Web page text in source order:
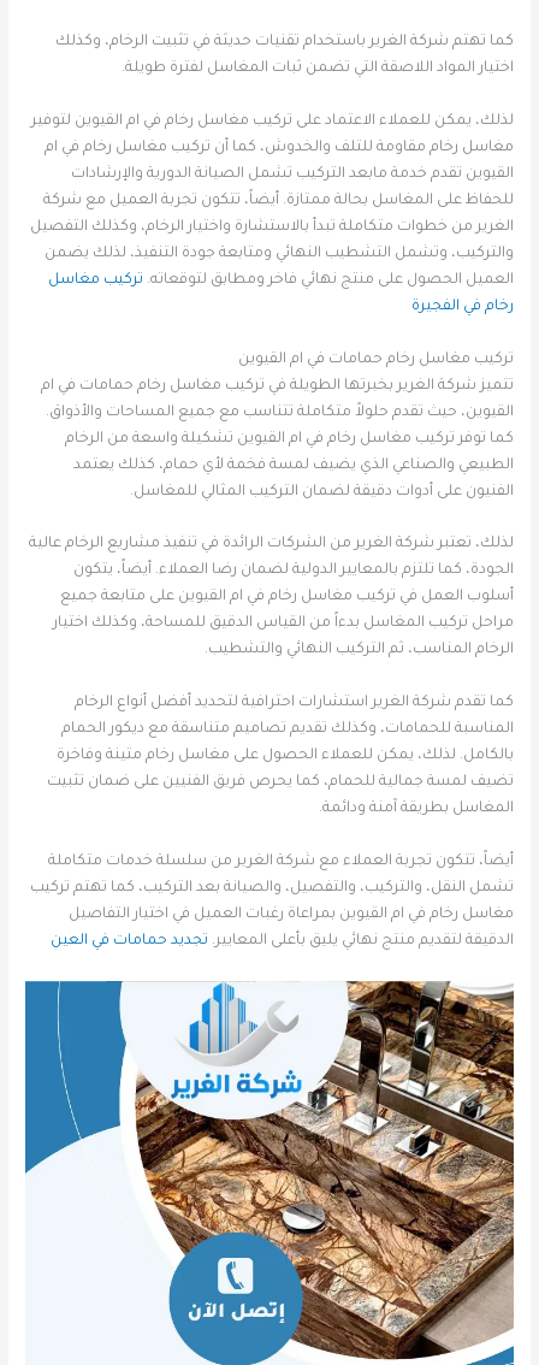
كما تهتم شركة الغرير باستخدام تقنيات حديثة في تثبيت الرخام، وكذلك
اختيار المواد اللاصقة التي تضمن ثبات المغاسل لفترة طويلة.
لذلك، يمكن للعملاء الاعتماد على تركيب مغاسل رخام في ام القيوين لتوفير
مغاسل رخام مقاومة للتلف والخدوش، كما أن تركيب مغاسل رخام في ام
القيوين تقدم خدمة مابعد التركيب تشمل الصيانة الدورية والإرشادات
للحفاظ على المغاسل بحالة ممتازة. أيضاً، تتكون تجربة العميل مع شركة
الغرير من خطوات متكاملة تبدأ بالاستشارة واختيار الرخام، وكذلك التفصيل
والتركيب، وتشمل التشطيب النهائي ومتابعة جودة التنفيذ، لذلك يضمن
العميل الحصول على منتج نهائي فاخر ومطابق لتوقعاته. تركيب مغاسل
رخام في الفجيرة
تركيب مغاسل رخام حمامات في ام القيوين
تتميز شركة الغرير بخبرتها الطويلة في تركيب مغاسل رخام حمامات في ام
القيوين، حيث تقدم حلولاً متكاملة تتناسب مع جميع المساحات والأذواق.
كما توفر تركيب مغاسل رخام في ام القيوين تشكيلة واسعة من الرخام
الطبيعي والصناعي الذي يضيف لمسة فخمة لأي حمام، كذلك يعتمد
الفنيون على أدوات دقيقة لضمان التركيب المثالي للمغاسل.
لذلك، تعتبر شركة الغرير من الشركات الرائدة في تنفيذ مشاريع الرخام عالية
الجودة، كما تلتزم بالمعايير الدولية لضمان رضا العملاء. أيضاً، يتكون
أسلوب العمل في تركيب مغاسل رخام في ام القيوين على متابعة جميع
مراحل تركيب المغاسل بدءاً من القياس الدقيق للمساحة، وكذلك اختيار
الرخام المناسب، ثم التركيب النهائي والتشطيب.
كما تقدم شركة الغرير استشارات احترافية لتحديد أفضل أنواع الرخام
المناسبة للحمامات، وكذلك تقديم تصاميم متناسقة مع ديكور الحمام
بالكامل. لذلك، يمكن للعملاء الحصول على مغاسل رخام متينة وفاخرة
تضيف لمسة جمالية للحمام، كما يحرص فريق الفنيين على ضمان تثبيت
المغاسل بطريقة آمنة ودائمة.
أيضاً، تتكون تجربة العملاء مع شركة الغرير من سلسلة خدمات متكاملة
تشمل النقل، والتركيب، والتفصيل، والصيانة بعد التركيب، كما تهتم تركيب
مغاسل رخام في ام القيوين بمراعاة رغبات العميل في اختيار التفاصيل
الدقيقة لتقديم منتج نهائي يليق بأعلى المعايير. تجديد حمامات في العين